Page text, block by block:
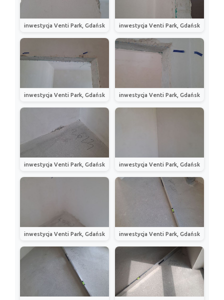
inwestycja Venti Park, Gdańsk inwestycja Venti Park, Gdańsk
inwestycja Venti Park, Gdańsk inwestycja Venti Park, Gdańsk
inwestycja Venti Park, Gdańsk inwestycja Venti Park, Gdańsk
inwestycja Venti Park, Gdańsk inwestycja Venti Park, Gdańsk